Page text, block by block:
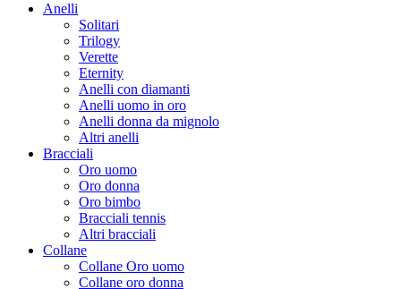
Anelli
Solitari
Trilogy
Verette
Eternity
Anelli con diamanti
Anelli uomo in oro
Anelli donna da mignolo
Altri anelli
Bracciali
Oro uomo
Oro donna
Oro bimbo
Bracciali tennis
Altri bracciali
Collane
Collane Oro uomo
Collane oro donna